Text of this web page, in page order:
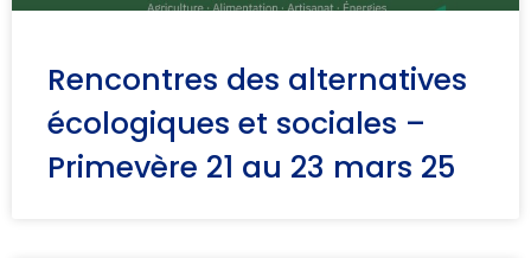
Rencontres des alternatives
écologiques et sociales –
Primevère 21 au 23 mars 25